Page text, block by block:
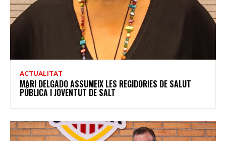
ACTUALITAT
MARI DELGADO ASSUMEIX LES REGIDORIES DE SALUT
PÚBLICA I JOVENTUT DE SALT